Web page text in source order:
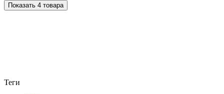
Показать 4 товара
Теги